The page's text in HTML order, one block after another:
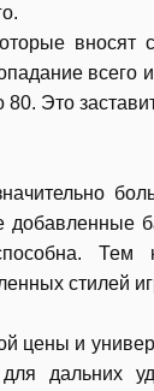
всего
80. Это
добавленные
стилей
цены и
для